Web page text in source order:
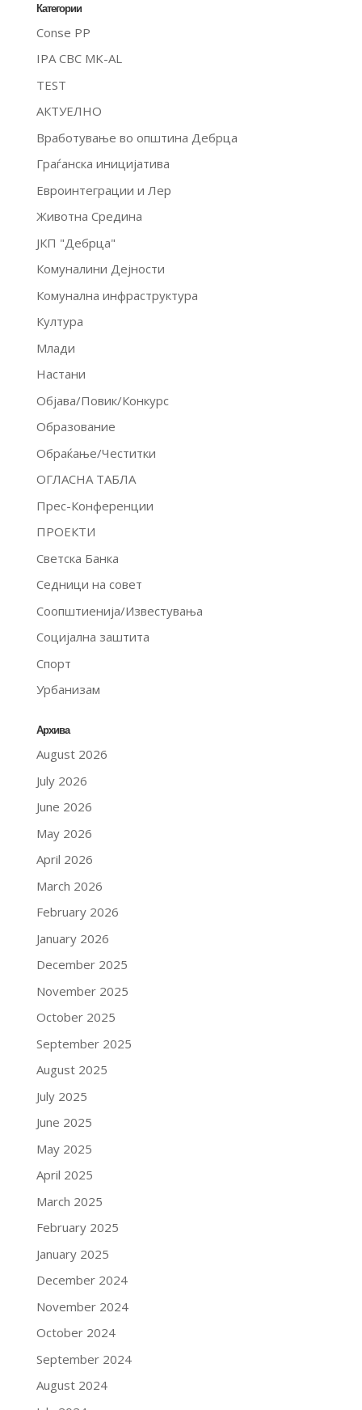
Категории
Conse PP
IPA CBC MK-AL
TEST
АКТУЕЛНО
Вработување во општина Дебрца
Граѓанска иницијатива
Евроинтеграции и Лер
Животна Средина
ЈКП "Дебрца"
Комуналини Дејности
Комунална инфраструктура
Култура
Млади
Настани
Објава/Повик/Конкурс
Образование
Обраќање/Честитки
ОГЛАСНА ТАБЛА
Прес-Конференции
ПРОЕКТИ
Светска Банка
Седници на совет
Соопштиенија/Известувања
Социјална заштита
Спорт
Урбанизам
Архива
August 2026
July 2026
June 2026
May 2026
April 2026
March 2026
February 2026
January 2026
December 2025
November 2025
October 2025
September 2025
August 2025
July 2025
June 2025
May 2025
April 2025
March 2025
February 2025
January 2025
December 2024
November 2024
October 2024
September 2024
August 2024